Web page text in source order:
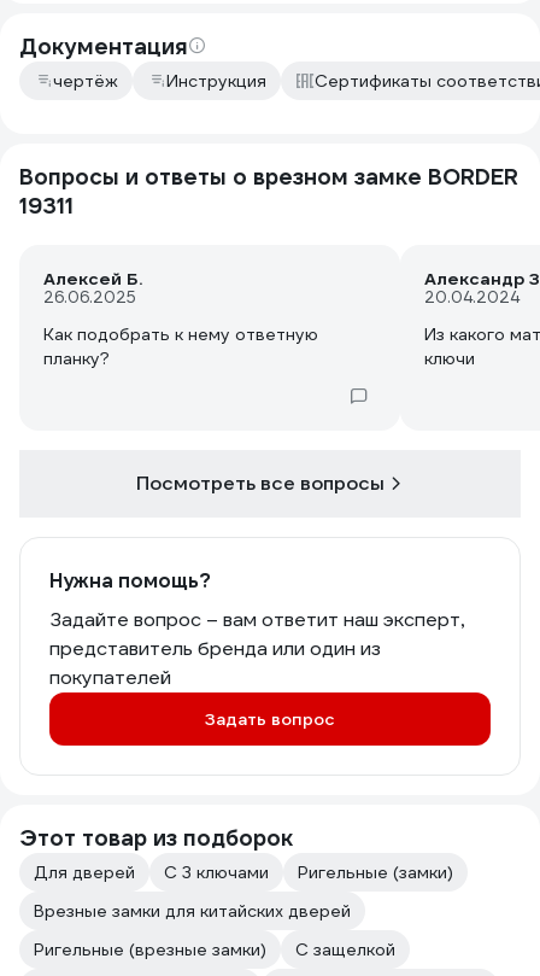
хочет утром на следующий день
получить - лучше с менеджерами по
доставке переговорить.
Документация
чертёж Инструкция Сертификаты
Вопросы и ответы о врезном замке BORDER
19311
Алексей Б.
26.06.2025
Как подобрать к нему ответную
планку?
Александр
20.04.2024
Из какого
ключи
Посмотреть все вопросы
Нужна помощь?
Задайте вопрос – вам ответит наш эксперт,
представитель бренда или один из
покупателей
Задать вопрос
Этот товар из подборок
Для дверей С 3 ключами
Ригельные (замки)
Врезные замки для китайских дверей
Ригельные (врезные замки)
С защелкой